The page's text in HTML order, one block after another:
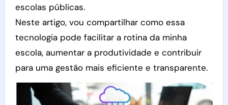
escolas públicas.
Neste artigo, vou compartilhar como essa
tecnologia pode facilitar a rotina da minha
escola, aumentar a produtividade e contribuir
para uma gestão mais eficiente e transparente.